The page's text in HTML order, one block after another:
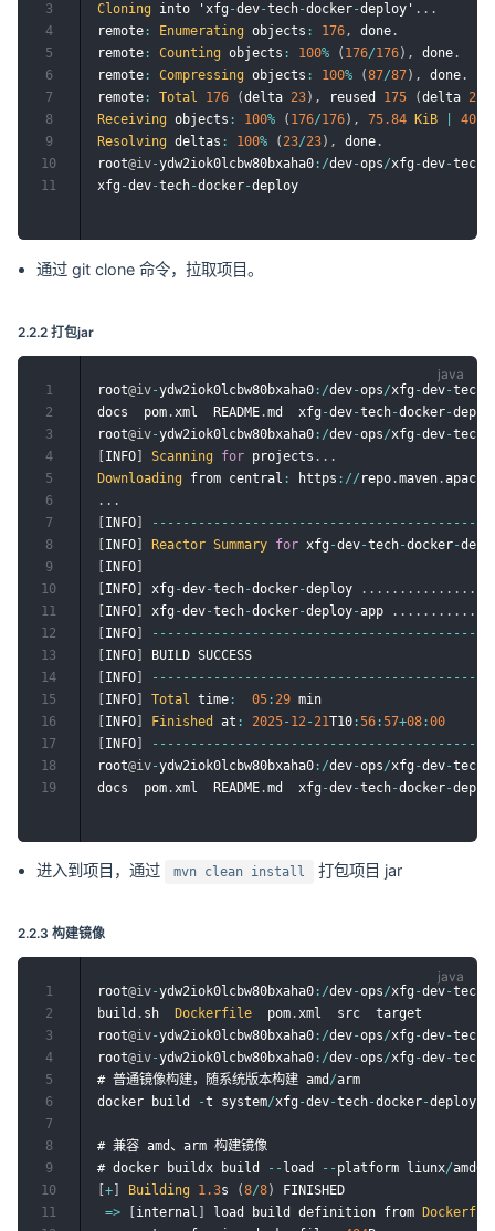
Cloning into 'xfg -dev-tech-docker-deploy' . . .
remote : Enumerating objects : 176, done .
remote : Counting objects : 100% ( 176/176) , done .
remote : Compressing objects : 100% (87/87) , done .
remote : Total 176 (delta 23) , reused 175 (delta 22
Receiving objects : 100% ( 176/176) , 75.84 KiB
Resolving deltas : 100% ( 23/23) , done .
root@iv-ydw2iok0lcbw80bxaha0 : /dev-ops/xfg -dev-tech
xfg -dev-tech-docker-
3
4
5
6
7
8
9
10
11
通过 git clone 命令，拉取项目。
2.2.2 打包jar
root@iv-ydw2iok0lcbw80bxaha0 : /dev-ops/xfg -dev-tech
docs  pom . xml  README .md  xfg -dev-tech-docker-
root@iv-ydw2iok0lcbw80bxaha0 : /dev-ops/xfg -dev-tech
[INFO] Scanning for projects . . .
Downloading from central : https : // repo .maven .apache
. . .
[INFO] -- -- -- -- -- -- -- -- -- -- -- -- -- -- -- -- -- -- -- -- --
[INFO] Reactor Summary for xfg -dev-tech-docker-
[INFO]
[INFO] xfg -dev-tech-docker-deploy . . . . . . . . . . . . . . .
[INFO] xfg -dev-tech-docker-deploy-app . . . . . . . . . . .
[INFO] -- -- -- -- -- -- -- -- -- -- -- -- -- -- -- -- -- -- -- -- --
[INFO]
[INFO] -- -- -- -- -- -- -- -- -- -- -- -- -- -- -- -- -- -- -- -- --
[INFO] Total time : 05 : 29
[INFO] Finished at : 2025- 12 - 21T10 :56 :57+08 :00
[INFO] -- -- -- -- -- -- -- -- -- -- -- -- -- -- -- -- -- -- -- -- --
root@iv-ydw2iok0lcbw80bxaha0 : /dev-ops/xfg -dev-tech
docs  pom . xml  README .md  xfg -dev-tech-docker-
1
2
3
4
5
6
7
8
9
10
11
12
13
14
15
16
17
18
19
进入到项目，通过 mvn clean install 打包项目 jar
2.2.3 构建镜像
root@iv-ydw2iok0lcbw80bxaha0 : /dev-ops/xfg -dev-tech
build . sh Dockerfile
  pom
.xml  src  target
root@iv-ydw2iok0lcbw80bxaha0 : /dev-ops/xfg -dev-tech
root@iv-ydw2iok0lcbw80bxaha0 : /dev-ops/xfg -dev-tech
# 普通镜像构建，随系统版本构建 amd /arm
docker build
-t system/xfg -dev-tech-docker-deploy
# 兼容 amd、arm 构建镜像
# docker buildx build
-- load -- platform liunx/amd64
+ Building 1.3s (8/8)
FINISHED
=> internal load build definition from
1
2
3
4
5
6
7
8
9
10
11